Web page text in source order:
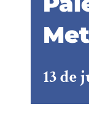
13 de